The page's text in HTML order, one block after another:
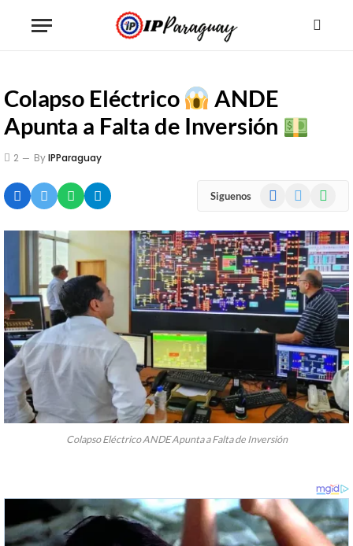
Colapso Eléctrico
ANDE
Apunta a Falta de Inversión
2 ByIPParaguay
Siguenos Facebook
Colapso Eléctrico ANDE Apunta a Falta de Inversión